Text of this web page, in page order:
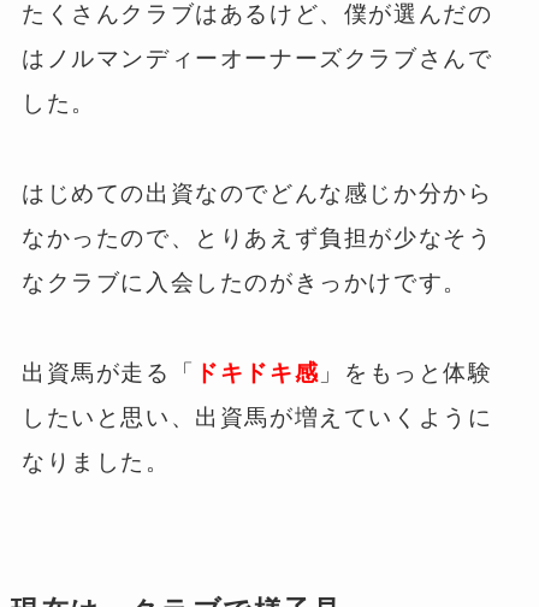
たくさんクラブはあるけど、僕が選んだの
はノルマンディーオーナーズクラブさんで
した。
はじめての出資なのでどんな感じか分から
なかったので、とりあえず負担が少なそう
なクラブに入会したのがきっかけです。
出資馬が走る「 ドキドキ感 」をもっと体験
したいと思い、出資馬が増えていくように
なりました。